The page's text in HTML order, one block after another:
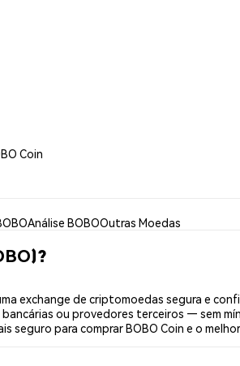
Coin
Análise BOBOOutras Moedas
exchange de criptomoedas segura e
ou provedores terceiros — sem
seguro para comprar BOBO Coin e o